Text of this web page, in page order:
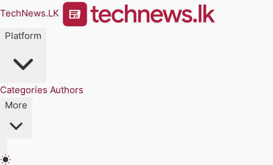
TechNews.LK
Platform
Categories Authors
More